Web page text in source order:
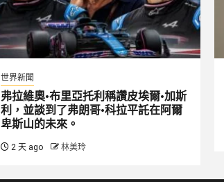
世界新聞
弗拉維奧·布里亞托利稱讚皮埃爾·加斯
利，並談到了弗朗哥·科拉平託在阿爾
卑斯山的未來。
2 天 ago 林美玲